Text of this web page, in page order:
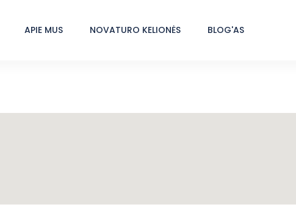
APIE MUS NOVATURO KELIONĖS BLOG'AS